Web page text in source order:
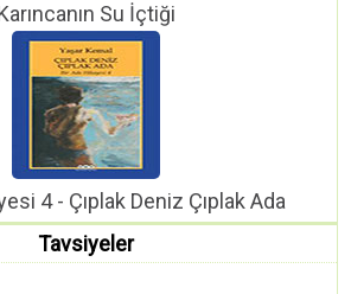
Su İçtiği
4 - Çıplak Deniz Çıplak Ada
Tavsiyeler